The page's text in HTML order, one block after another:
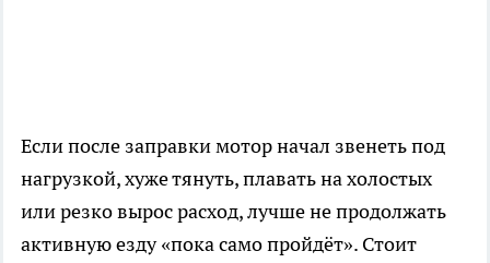
Если после заправки мотор начал звенеть под
нагрузкой, хуже тянуть, плавать на холостых
или резко вырос расход, лучше не продолжать
активную езду «пока само пройдёт». Стоит